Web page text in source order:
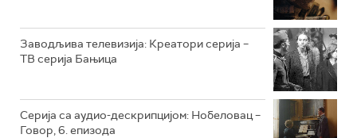
Заводљива телевизија: Креатори серија –
ТВ серија Бањица
Серија са аудио-дескрипцијом: Нобеловац –
Говор, 6. епизода